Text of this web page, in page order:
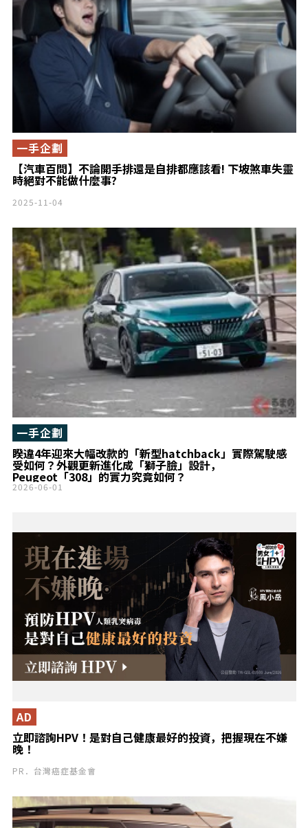
【汽車百問】不論開手排還是自排都應該看! 下坡煞車失靈
時絕對不能做什麼事?
一手企劃
2025-11-04
睽違4年迎來大幅改款的「新型hatchback」實際駕駛感
受如何？外觀更新進化成「獅子臉」設計，
Peugeot「308」的實力究竟如何？
一手企劃
2026-06-01
立即諮詢HPV！是對自己健康最好的投資，把握現在不嫌
晚！
AD
PR．台灣癌症基金會